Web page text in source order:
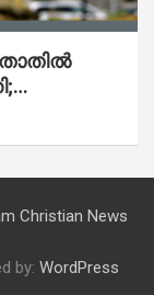
Christian News
by: WordPress